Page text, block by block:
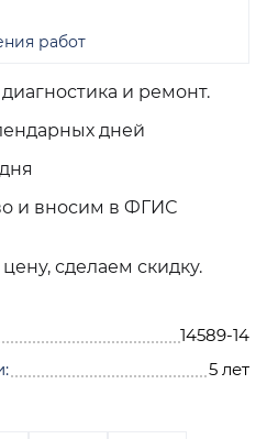
и ремонт.
дней
и вносим в ФГИС
сделаем скидку.
14589-14
5 лет
работ